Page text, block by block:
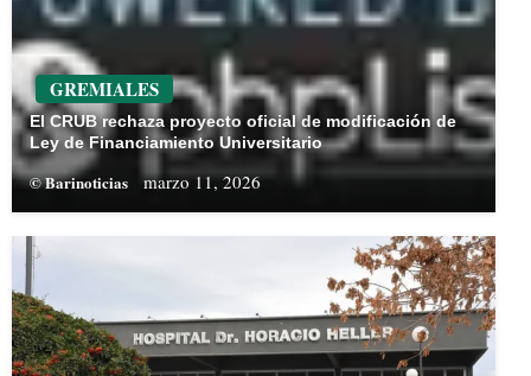
GREMIALES
El CRUB rechaza proyecto oficial de modificación de
Ley de Financiamiento Universitario
© Barinoticias marzo 11, 2026